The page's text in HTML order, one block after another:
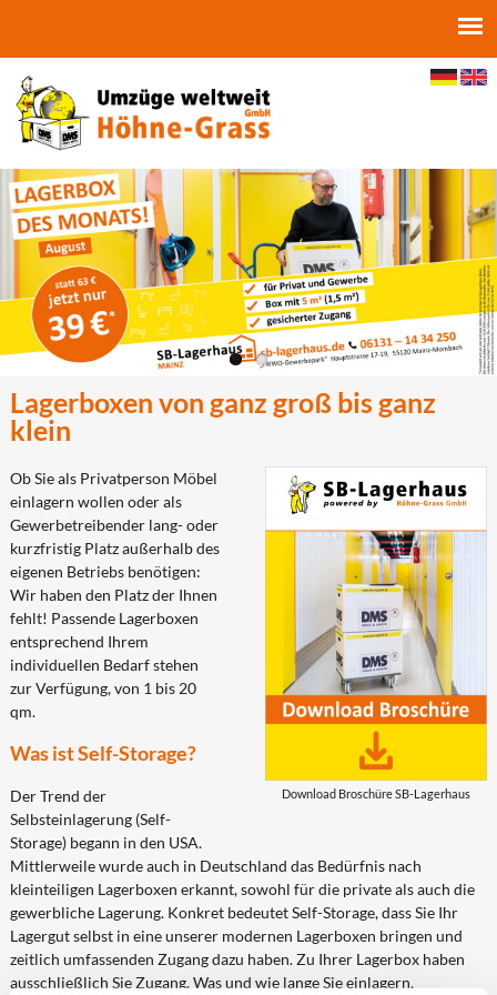
Lagerboxen von ganz groß bis ganz
klein
Download Broschüre SB-Lagerhaus
Ob Sie als Privatperson Möbel
einlagern wollen oder als
Gewerbetreibender lang- oder
kurzfristig Platz außerhalb des
eigenen Betriebs benötigen:
Wir haben den Platz der Ihnen
fehlt! Passende Lagerboxen
entsprechend Ihrem
individuellen Bedarf stehen
zur Verfügung, von 1 bis 20
qm.
Was ist Self-Storage?
Der Trend der
Selbsteinlagerung (Self-
Storage) begann in den USA.
Mittlerweile wurde auch in Deutschland das Bedürfnis nach
kleinteiligen Lagerboxen erkannt, sowohl für die private als auch die
gewerbliche Lagerung. Konkret bedeutet Self-Storage, dass Sie Ihr
Lagergut selbst in eine unserer modernen Lagerboxen bringen und
zeitlich umfassenden Zugang dazu haben. Zu Ihrer Lagerbox haben
ausschließlich Sie Zugang. Was und wie lange Sie einlagern,